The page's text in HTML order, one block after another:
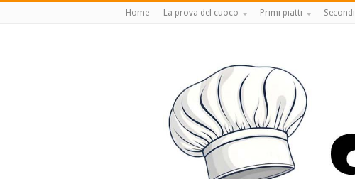
Home La prova del cuoco Primi piatti Secondi